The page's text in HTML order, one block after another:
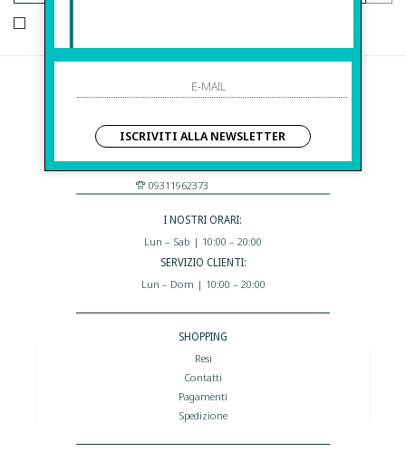
Before S.r.l.s.
Via Della Maestranza , 23
96100 Siracusa - Italia
Eshop@apiedinudinelparcoboutique.com
09311962373
I NOSTRI ORARI:
Lun – Sab | 10:00 – 20:00
SERVIZIO CLIENTI:
Lun – Dom | 10:00 – 20:00
SHOPPING
Resi
Contatti
Pagamenti
Spedizione
ISCRIVITI ALLA NEWSLETTER